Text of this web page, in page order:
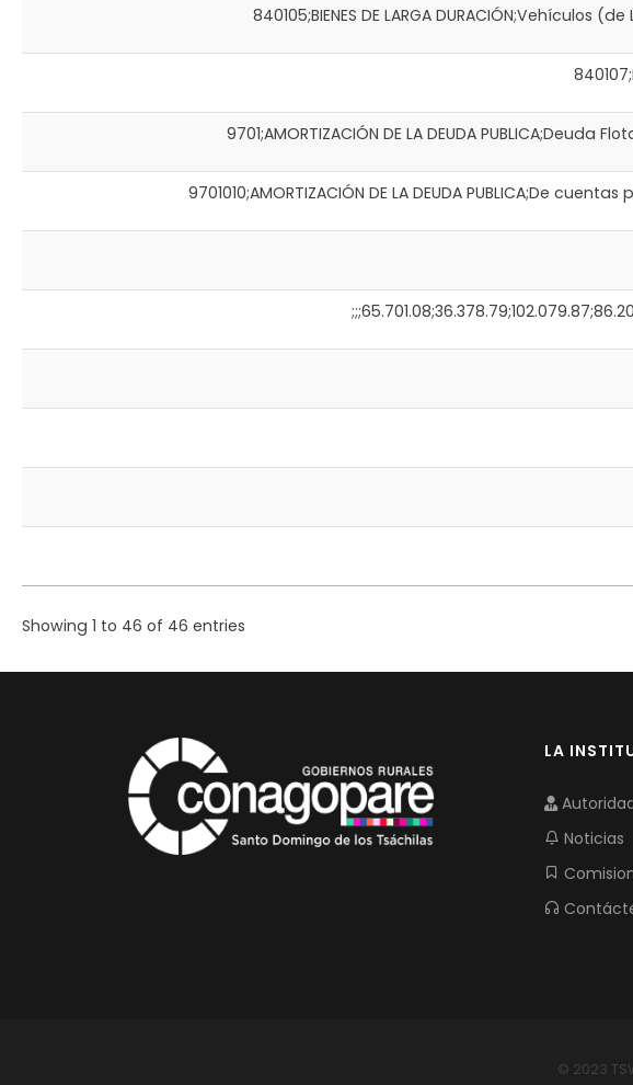
840105;BIENES DE LARGA DURACIÓN;Vehículos
9701;AMORTIZACIÓN DE LA DEUDA PUBLICA;Deuda
9701010;AMORTIZACIÓN DE LA DEUDA PUBLICA;De
Showing 1 to 46 of 46 entries
LA
Noticias
© 2023